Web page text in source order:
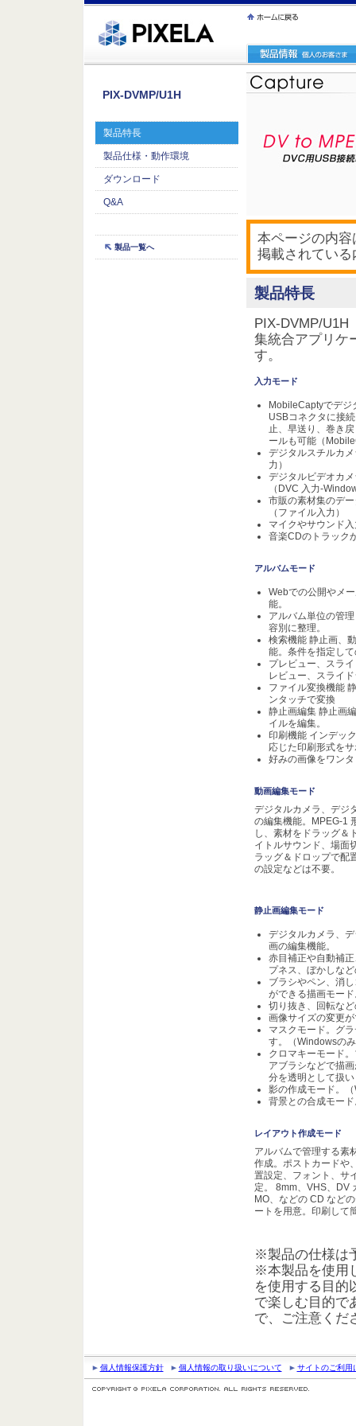
繝ｳ繧ｯ縺ｧ縺吶�
PIX-DVMP/U1H
製品特長
製品仕様・動作環境
ダウンロード
Q&A
製品一覧へ
本ページの内容
掲載されてい
製品特長
PIX-DVMP/U1H
集統合アプリケ
す。
入力モード
MobileCaptyでデジ
USBコネクタに接
止、早送り、巻き
ールも可能（
デジタルスチルカ
力）
デジタルビデオカ
（DVC 入力-
市販の素材集のデ
（ファイル入力）
マイクやサウンド
音楽CDのトラック
アルバムモード
Webでの公開やメ
能。
アルバム単位の管
容別に整理。
検索機能 静止画、
能。条件を指定し
プレビュー、スラ
レビュー、スライ
ファイル変換機能
ンタッチで変換
静止画編集 静止画
イルを編集。
印刷機能 インデッ
応じた印刷形式を
好みの画像をワン
動画編集モード
デジタルカメラ、デジ
の編集機能。MPEG-1
し、素材をドラッグ＆
イトルサウンド、場面
ラッグ＆ドロップで配
の設定などは不要。
静止画編集モード
デジタルカメラ、
画の編集機能。
赤目補正や自動補
プネス、ぼかしな
ブラシやペン、消
ができる描画モー
切り抜き、回転な
画像サイズの変更
マスクモード。グ
す。（Windowsの
クロマキーモード
アブラシなどで描
分を透明として扱
影の作成モード。
背景との合成モー
レイアウト作成モード
アルバムで管理する素
作成。ポストカードや
置設定、フォント、サ
定。 8mm、VHS、DV
MO、などの CD など
ートを用意。印刷して
※製品の仕様は
※本製品を使用
を使用する目的
で楽しむ目的で
で、ご注意くだ
個人情報保護方針 個人情報の取り扱いについて サイトのご利用